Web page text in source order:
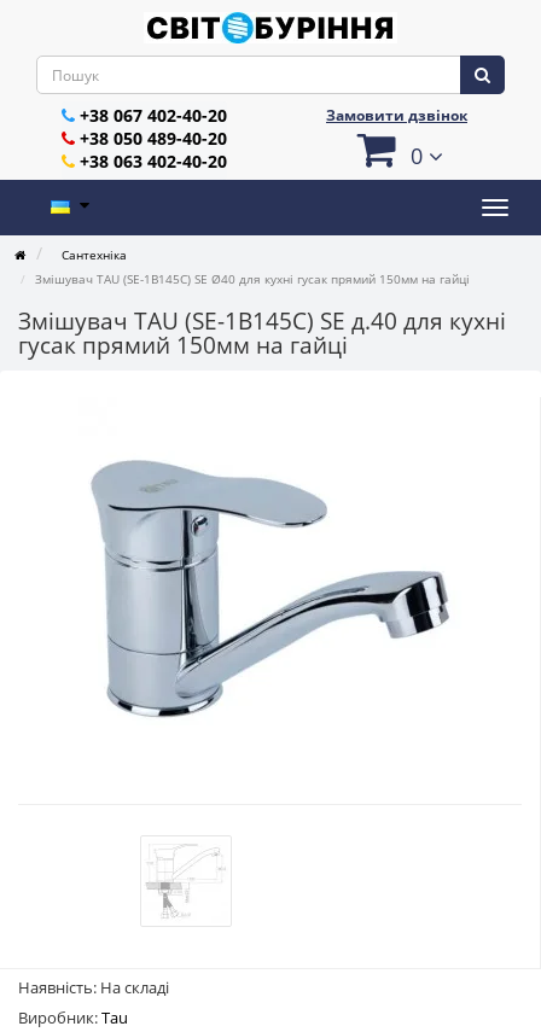
+38 067 402-40-20
+38 050 489-40-20
+38 063 402-40-20
Замовити дзвінок
0
Сантехніка
Змішувач TAU (SE-1B145C) SE Ø40 для кухні гусак прямий 150мм на гайці
Змішувач TAU (SE-1B145C) SE д.40 для кухні
гусак прямий 150мм на гайці
Наявність: На складі
Виробник:Tau